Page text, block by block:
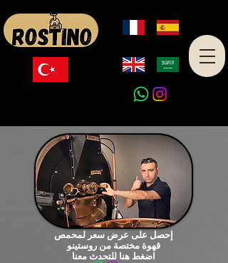
إحصل على عرض سعر لمحمص
قهوة مختصة من روستينو
اضغط هنا للتحدث معنا